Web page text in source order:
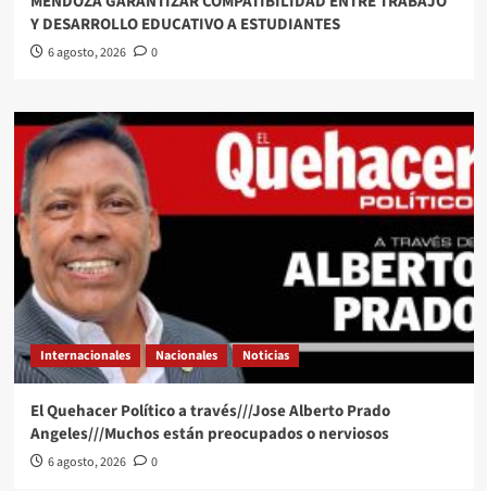
Y DESARROLLO EDUCATIVO A ESTUDIANTES
6 agosto, 2026 0
Internacionales Nacionales Noticias
El Quehacer Político a través///Jose Alberto Prado
Angeles///Muchos están preocupados o nerviosos
6 agosto, 2026 0